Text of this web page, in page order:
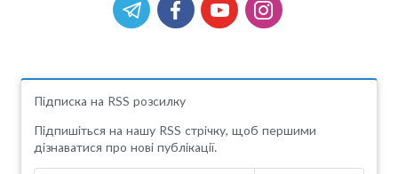
Підписка на RSS розсилку
Підпишіться на нашу RSS стрічку, щоб першими
дізнаватися про нові публікації.